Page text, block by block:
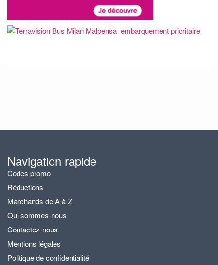
Navigation rapide
Codes promo
Réductions
Marchands de A à Z
Qui sommes-nous
Contactez-nous
Mentions légales
Politique de confidentialité